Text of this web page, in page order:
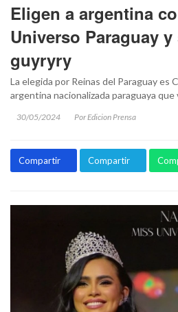
Eligen a argentina
Universo Paraguay y
guyryry
La elegida por Reinas del Paraguay es
argentina nacionalizada paraguaya que
30/05/2024 Por Edicion Prensa
Compartir Compartir